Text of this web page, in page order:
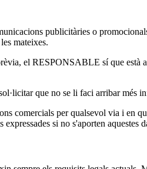
publicitàries o
mateixes.
el RESPONSABLE sí que
que no se li faci arribar més
comercials per qualsevol via i en
si no s'aporten aquestes